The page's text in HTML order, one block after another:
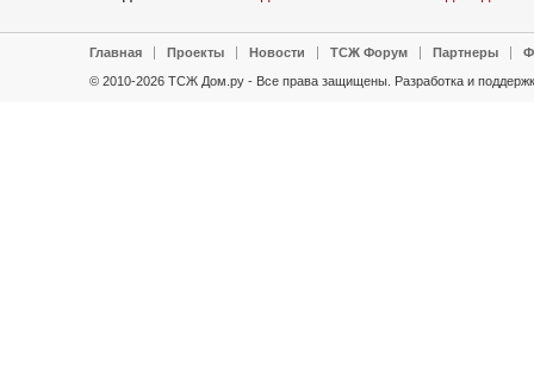
Главная Проекты Новости ТСЖ Форум Партнеры
© 2010-2026 ТСЖ Дом.ру - Все права защищены. Разработка и